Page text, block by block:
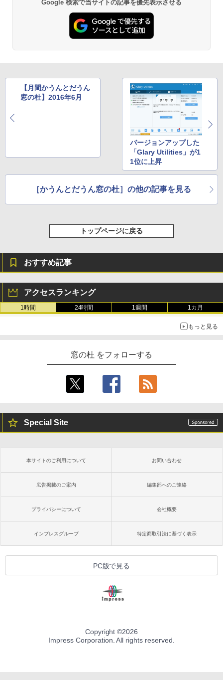
Robloxギフトカード - 1000 Robux 【限
定バーチャルアイテムを含む】 【オンラ
Microsoft Office Home & Business 202
4(最新 永続版)|オンラインコード版|Wind
ows11、10/mac対応|PC2台
Robloxギフトカード - 2,000 Robux 【限
定バーチャルアイテムを含む】 【オンラ
ラインコード版
Windows版 | Minecraft (マインクラフ
ンコード版
￥3,600
AIイラスト表現辞典: 思い通りの絵を引き
出す プロンプトの言葉 AI画像生成シリー
ズ (はぴーイラストLabo)
ClaudeCode いちばんやさしい 教科書:
非エンジニア 初心者 素人 でも安心 使い
方 マニュアル AI副業にもコンテンツ作成
にもKindle出版にも！ 非エンジニアのた
めのAIコーディング入門シリーズ
1冊ですべて身につくHTML & CSSとWe
bデザイン入門講座［第2版］
￥1,292
FM TOWNS ハイパー・カタログ: 本体ハ
ードウェア・市販ソフトウェアのパーフ
Amazon Kindle - 目に優しい、かさばら
ない、大きな画面で読みやすい、6週間持
￥16,980
Kindle Paperwhite シグニチャーエディ
ション (32GB) 7インチディスプレイ、明
持続バッテリー、広告なし、メタリック
Amazon Kindle Colorsoft | 16GBストレ
イ、色調調節ライト、最大8週間持続バッ
売)
New Amazon Kindle Scribe Colorsoft |
レージ、ノート機能搭載、明るさ自動調
整、色調調節ライト、プレミアムペン付
き、グラファイト
Google 検索で当サイトの記事を優先表示させる
【月間かうんとだうん
窓の杜】2016年6月
バージョンアップした
「Glary Utilities」が1
1位に上昇
［かうんとだうん窓の杜］の他の記事を見る
トップページに戻る
おすすめ記事
アクセスランキング
1時間 24時間 1週間 1カ月
もっと見る
窓の杜 をフォローする
Special Site
本サイトのご利用について お問い合わせ
広告掲載のご案内 編集部へのご連絡
プライバシーについて 会社概要
インプレスグループ 特定商取引法に基づく表示
PC版で見る
Copyright ©2026
Impress Corporation. All rights reserved.